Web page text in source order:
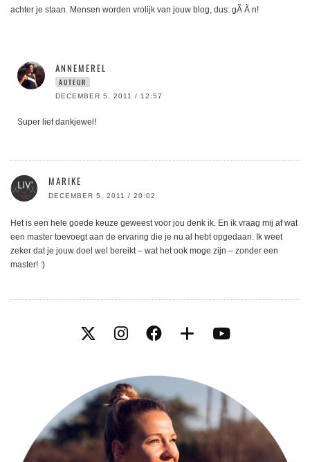
achter je staan. Mensen worden vrolijk van jouw blog, dus: gÃ Ã n!
ANNEMEREL
AUTEUR
DECEMBER 5, 2011 / 12:57
Super lief dankjewel!
MARIKE
DECEMBER 5, 2011 / 20:02
Het is een hele goede keuze geweest voor jou denk ik. En ik vraag mij af wat
een master toevoegt aan de ervaring die je nu al hebt opgedaan. Ik weet
zeker dat je jouw doel wel bereikt – wat het ook moge zijn – zonder een
master! :)